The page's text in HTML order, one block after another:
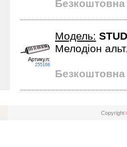
Безкоштовна
Артикул:
255168
Модель:
Мелодіон
Безкоштовна
Copyright